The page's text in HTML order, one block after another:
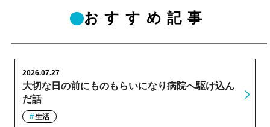
おすすめ記事
大切な日の前にものもらいになり病院へ駆け込ん
だ話
2026.07.27
生活